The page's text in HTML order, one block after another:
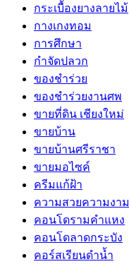
กระเบื้องยางลายไม้
กางเกงทอม
การศึกษา
กำจัดปลวก
ของชำร่วย
ของชำร่วยงานศพ
ขายที่ดิน เชียงใหม่
ขายบ้าน
ขายบ้านศรีราชา
ขายมอไซค์
ครีมแก้ฝ้า
ความสวยความงาม
คอนโดรามคำแหง
คอนโดลาดกระบัง
คอร์สเรียนดำน้ำ